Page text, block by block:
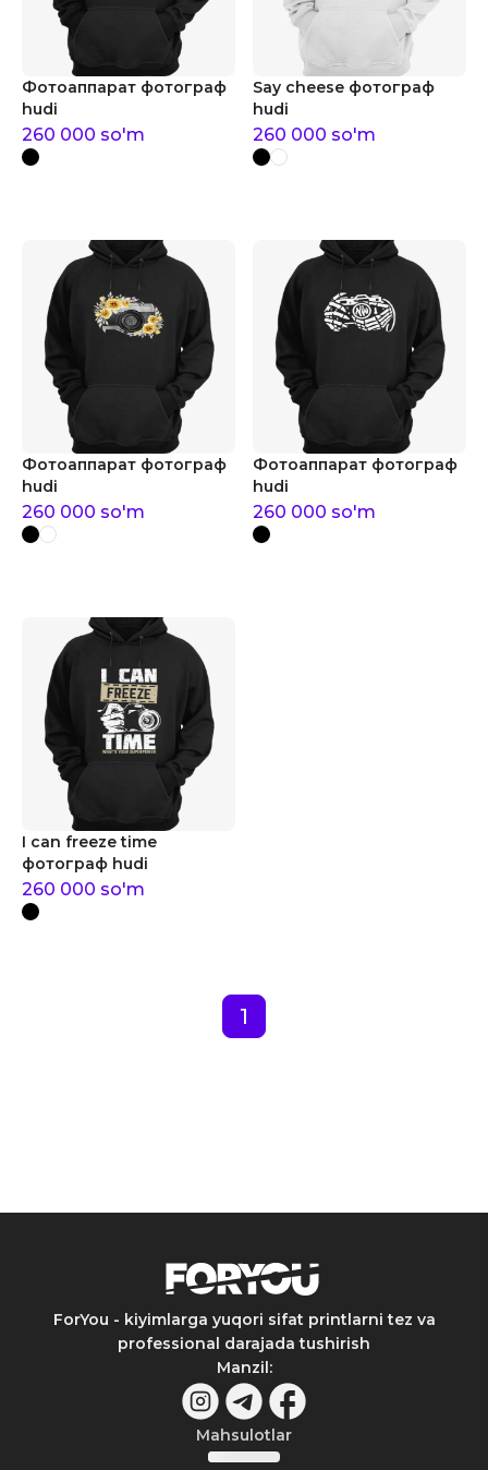
Фотоаппарат фотограф
hudi
260 000 so'm
Say cheese фотограф
hudi
260 000 so'm
Фотоаппарат фотограф
hudi
260 000 so'm
Фотоаппарат фотограф
hudi
260 000 so'm
I can freeze time
фотограф hudi
260 000 so'm
1
ForYou - kiyimlarga yuqori sifat printlarni tez va
professional darajada tushirish
Manzil:
Mahsulotlar